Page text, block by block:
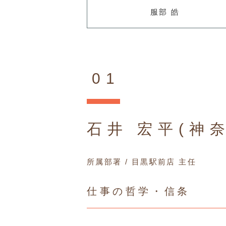
服部 皓
01
石井 宏平(神
所属部署 / 目黒駅前店 主任
仕事の哲学・信条